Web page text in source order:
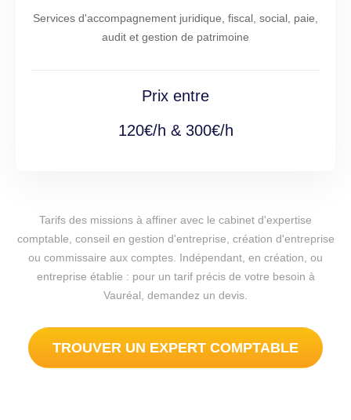
Services d'accompagnement juridique, fiscal, social, paie,
audit et gestion de patrimoine
Prix entre
120€/h & 300€/h
Tarifs des missions à affiner avec le cabinet d'expertise
comptable, conseil en gestion d'entreprise, création d'entreprise
ou commissaire aux comptes. Indépendant, en création, ou
entreprise établie : pour un tarif précis de votre besoin à
Vauréal, demandez un devis.
TROUVER UN EXPERT COMPTABLE